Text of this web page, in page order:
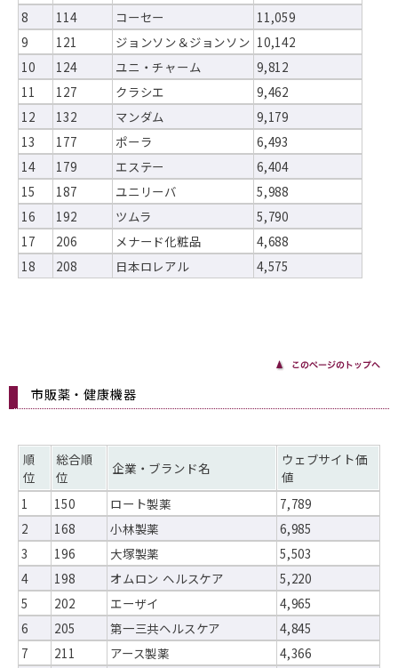
8
114 コーセー
11,059
9
121 ジョンソン＆ジョンソン 10,142
10
124 ユニ・チャーム
9,812
11
127 クラシエ
9,462
12
132 マンダム
9,179
13
177 ポーラ
6,493
14
179 エステー
6,404
15
187 ユニリーバ
5,988
16
192 ツムラ
5,790
17
206 メナード化粧品
4,688
18
208 日本ロレアル 4,575
市販薬・健康機器
順
位
総合順
位
企業・ブランド名
ウェブサイト価
値
1
150 ロート製薬
7,789
2
168 小林製薬
6,985
3
196 大塚製薬
5,503
4
198 オムロン ヘルスケア
5,220
5
202 エーザイ
4,965
6
205 第一三共ヘルスケア
4,845
7
211 アース製薬
4,366